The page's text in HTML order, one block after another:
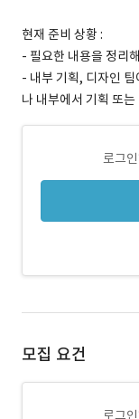
현재 준비 상황 :
- 필요한 내용을 정리
- 내부 기획, 디자인
나 내부에서 기획 또
로그
모집 요건
로그